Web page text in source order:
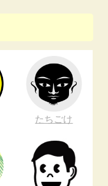
たちごけ